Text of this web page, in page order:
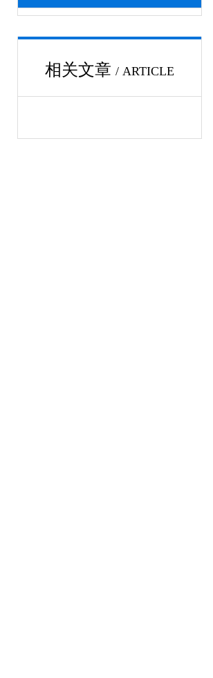
相关文章 / ARTICLE